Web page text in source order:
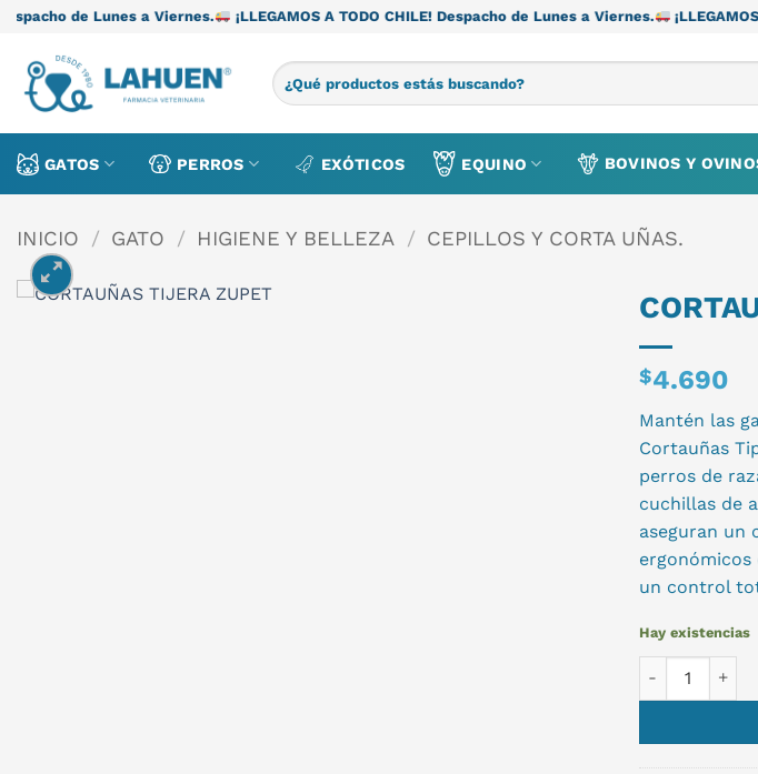
Saltar
contenido
a Viernes. ¡LLEGAMOS A TODO CHILE! Despacho de Lunes a Viernes. ¡LLEGAMOS A TODO
Buscar
por:
GATOS PERROS EXÓTICOS EQUINO BOVINOS Y
INICIO / GATO / HIGIENE Y BELLEZA / CEPILLOS Y CORTA UÑAS.
$4.690
Mantén las
Cortauñas
perros de
cuchillas de
aseguran un
un control
Hay existencias